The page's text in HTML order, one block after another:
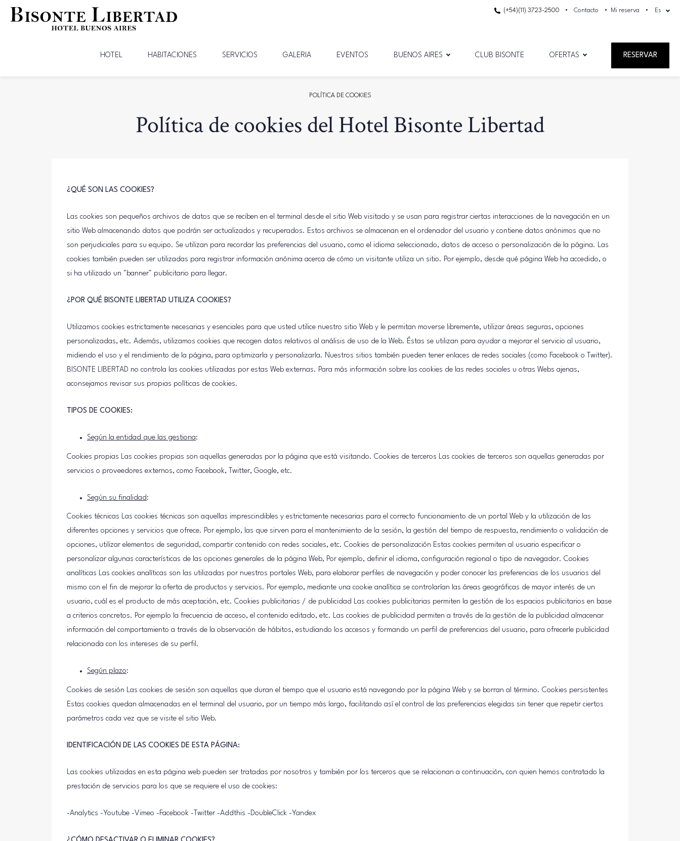
(+54)(11) 3723-2500 Contacto Mi reserva Es
HOTEL HABITACIONES SERVICIOS GALERIA EVENTOS BUENOS AIRES CLUB BISONTE OFERTAS RESERVAR
POLÍTICA DE COOKIES
Política de cookies del Hotel Bisonte Libertad
¿QUÉ SON LAS COOKIES?
Las cookies son pequeños archivos de datos que se reciben en el terminal desde el sitio Web visitado y se usan para registrar ciertas interacciones de la navegación en un
sitio Web almacenando datos que podrán ser actualizados y recuperados. Estos archivos se almacenan en el ordenador del usuario y contiene datos anónimos que no
son perjudiciales para su equipo. Se utilizan para recordar las preferencias del usuario, como el idioma seleccionado, datos de acceso o personalización de la página. Las
cookies también pueden ser utilizadas para registrar información anónima acerca de cómo un visitante utiliza un sitio. Por ejemplo, desde qué página Web ha accedido, o
si ha utilizado un "banner" publicitario para llegar.
¿POR QUÉ BISONTE LIBERTAD UTILIZA COOKIES?
Utilizamos cookies estrictamente necesarias y esenciales para que usted utilice nuestro sitio Web y le permitan moverse libremente, utilizar áreas seguras, opciones
personalizadas, etc. Además, utilizamos cookies que recogen datos relativos al análisis de uso de la Web. Éstas se utilizan para ayudar a mejorar el servicio al usuario,
midiendo el uso y el rendimiento de la página, para optimizarla y personalizarla. Nuestros sitios también pueden tener enlaces de redes sociales (como Facebook o Twitter).
BISONTE LIBERTAD no controla las cookies utilizadas por estas Web externas. Para más información sobre las cookies de las redes sociales u otras Webs ajenas,
aconsejamos revisar sus propias políticas de cookies.
TIPOS DE COOKIES:
Según la entidad que las gestiona:
Cookies propias Las cookies propias son aquellas generadas por la página que está visitando. Cookies de terceros Las cookies de terceros son aquellas generadas por
servicios o proveedores externos, como Facebook, Twitter, Google, etc.
Según su finalidad :
Cookies técnicas Las cookies técnicas son aquellas imprescindibles y estrictamente necesarias para el correcto funcionamiento de un portal Web y la utilización de las
diferentes opciones y servicios que ofrece. Por ejemplo, las que sirven para el mantenimiento de la sesión, la gestión del tiempo de respuesta, rendimiento o validación de
opciones, utilizar elementos de seguridad, compartir contenido con redes sociales, etc. Cookies de personalización Estas cookies permiten al usuario especificar o
personalizar algunas características de las opciones generales de la página Web, Por ejemplo, definir el idioma, configuración regional o tipo de navegador. Cookies
analíticas Las cookies analíticas son las utilizadas por nuestros portales Web, para elaborar perfiles de navegación y poder conocer las preferencias de los usuarios del
mismo con el fin de mejorar la oferta de productos y servicios. Por ejemplo, mediante una cookie analítica se controlarían las áreas geográficas de mayor interés de un
usuario, cuál es el producto de más aceptación, etc. Cookies publicitarias / de publicidad Las cookies publicitarias permiten la gestión de los espacios publicitarios en base
a criterios concretos. Por ejemplo la frecuencia de acceso, el contenido editado, etc. Las cookies de publicidad permiten a través de la gestión de la publicidad almacenar
información del comportamiento a través de la observación de hábitos, estudiando los accesos y formando un perfil de preferencias del usuario, para ofrecerle publicidad
relacionada con los intereses de su perfil.
Según plazo:
Cookies de sesión Las cookies de sesión son aquellas que duran el tiempo que el usuario está navegando por la página Web y se borran al término. Cookies persistentes
Estas cookies quedan almacenadas en el terminal del usuario, por un tiempo más largo, facilitando así el control de las preferencias elegidas sin tener que repetir ciertos
parámetros cada vez que se visite el sitio Web.
IDENTIFICACIÓN DE LAS COOKIES DE ESTA PÁGINA:
Las cookies utilizadas en esta página web pueden ser tratadas por nosotros y también por los terceros que se relacionan a continuación, con quien hemos contratado la
prestación de servicios para los que se requiere el uso de cookies:
-Analytics -Youtube -Vimeo -Facebook -Twitter -Addthis -DoubleClick -Yandex